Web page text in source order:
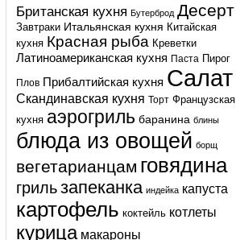
Британская кухня Бутерброд Десерт
Завтраки Итальянская кухня Китайская
кухня Красная рыба Креветки
Латиноамериканская кухня Паста Пирог
Плов Прибалтийская кухня Салат
Скандинавская кухня Торт Французская
кухня аэрогриль баранина блины
блюда из овощей борщ
вегетарианцам говядина
грильзапеканка индейка капуста
картофель коктейль котлеты
курица макароны